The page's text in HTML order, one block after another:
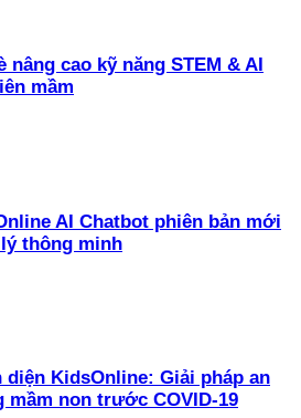
cao kỹ năng STEM & AI
mầm
AI Chatbot phiên bản mới
thông minh
diện KidsOnline: Giải pháp an
non trước COVID-19